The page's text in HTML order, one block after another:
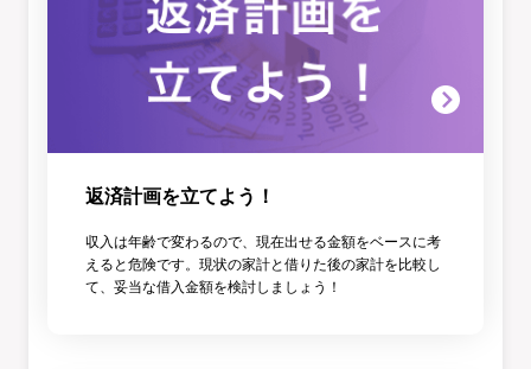
返済計画を立てよう！
収入は年齢で変わるので、現在出せる金額をベースに考
えると危険です。現状の家計と借りた後の家計を比較し
て、妥当な借入金額を検討しましょう！